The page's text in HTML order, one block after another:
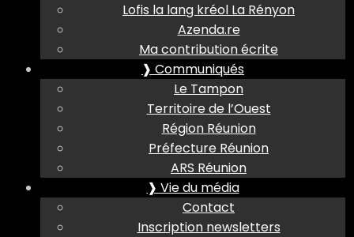
Lofis la lang kréol La Rényon
Azenda.re
Ma contribution écrite
❱ Communiqués
Le Tampon
Territoire de l’Ouest
Région Réunion
Préfecture Réunion
ARS Réunion
❱ Vie du média
Contact
Inscription newsletters